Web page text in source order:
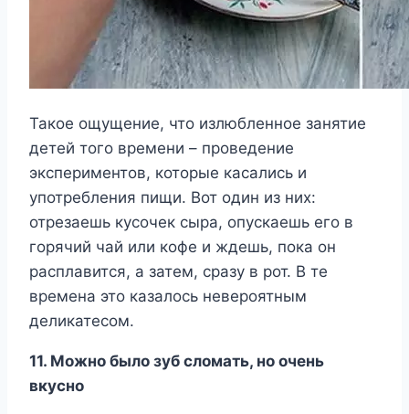
Такое ощущение, что излюбленное занятие
детей того времени – проведение
экспериментов, которые касались и
употребления пищи. Вот один из них:
отрезаешь кусочек сыра, опускаешь его в
горячий чай или кофе и ждешь, пока он
расплавится, а затем, сразу в рот. В те
времена это казалось невероятным
деликатесом.
11. Можно было зуб сломать, но очень
вкусно